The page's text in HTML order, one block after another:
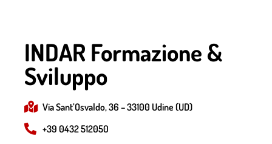
INDAR Formazione &
Sviluppo
Via Sant’Osvaldo, 36 – 33100 Udine (UD)
+39 0432 512050